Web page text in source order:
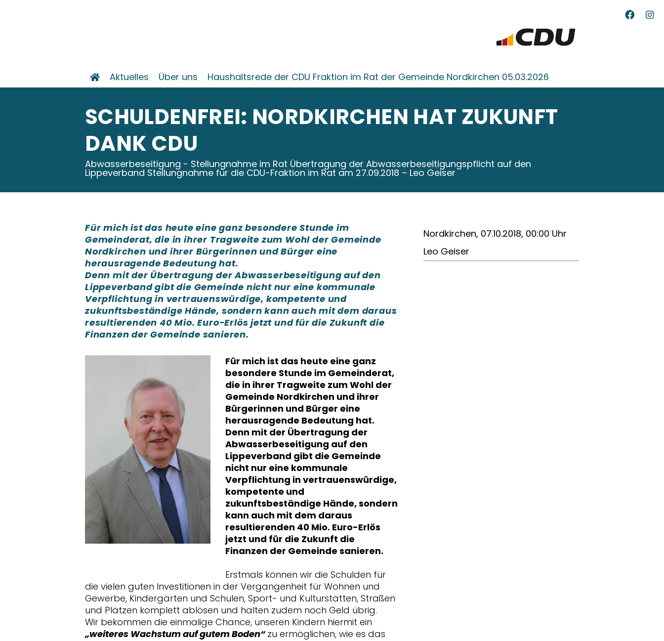
Aktuelles Über uns
Haushaltsrede der CDU Fraktion im Rat der Gemeinde Nordkirchen 05.03.2026
SCHULDENFREI: NORDKIRCHEN HAT ZUKUNFT
DANK CDU
Abwasserbeseitigung - Stellungnahme im Rat Übertragung der Abwasserbeseitigungspflicht auf den
Lippeverband Stellungnahme für die CDU-Fraktion im Rat am 27.09.2018 – Leo Geiser
Für mich ist das heute eine ganz besondere Stunde im
Gemeinderat, die in ihrer Tragweite zum Wohl der Gemeinde
Nordkirchen und ihrer Bürgerinnen und Bürger eine
herausragende Bedeutung hat.
Denn mit der Übertragung der Abwasserbeseitigung auf den
Lippeverband gibt die Gemeinde nicht nur eine kommunale
Verpflichtung in vertrauenswürdige, kompetente und
zukunftsbeständige Hände, sondern kann auch mit dem daraus
resultierenden 40 Mio. Euro-Erlös jetzt und für die Zukunft die
Finanzen der Gemeinde sanieren.
Für mich ist das heute eine ganz
besondere Stunde im Gemeinderat,
die in ihrer Tragweite zum Wohl der
Gemeinde Nordkirchen und ihrer
Bürgerinnen und Bürger eine
herausragende Bedeutung hat.
Denn mit der Übertragung der
Abwasserbeseitigung auf den
Lippeverband gibt die Gemeinde
nicht nur eine kommunale
Verpflichtung in vertrauenswürdige,
kompetente und
zukunftsbeständige Hände, sondern
kann auch mit dem daraus
resultierenden 40 Mio. Euro-Erlös
jetzt und für die Zukunft die
Finanzen der Gemeinde sanieren.
Erstmals können wir die Schulden für
die vielen guten Investitionen in der Vergangenheit für Wohnen und
Gewerbe, Kindergärten und Schulen, Sport- und Kulturstätten, Straßen
und Plätzen komplett ablösen und halten zudem noch Geld übrig.
Wir bekommen die einmalige Chance, unseren Kindern hiermit ein
weiteres Wachstum auf gutem Boden“ zu ermöglichen, wie es das
Nordkirchen, 07.10.2018, 00:00 Uhr
Leo Geiser